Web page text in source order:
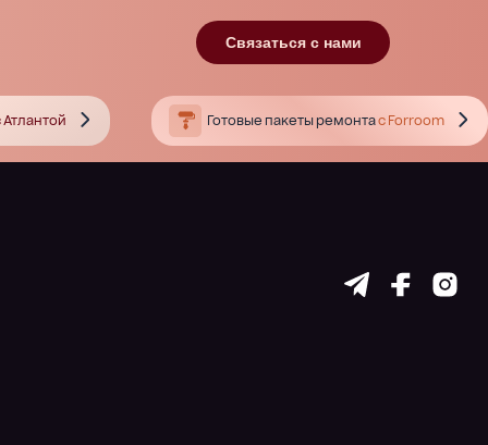
Связаться с нами
Атлантой Готовые пакеты ремонтас Forroom